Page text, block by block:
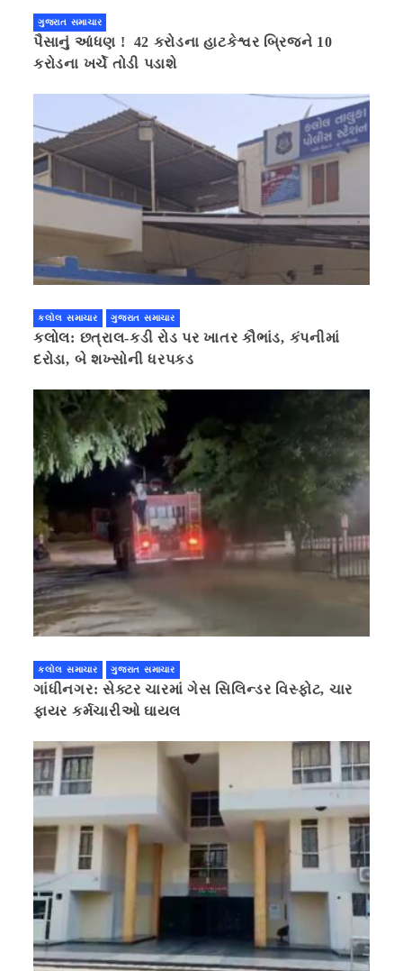
ગુજરાત સમાચાર
પૈસાનું આંધણ ! 42 કરોડના હાટકેશ્વર બ્રિજને 10
કરોડના ખર્ચે તોડી પડાશે
કલોલ સમાચાર ગુજરાત સમાચાર
કલોલ: છત્રાલ-કડી રોડ પર ખાતર કૌભાંડ, કંપનીમાં
દરોડા, બે શખ્સોની ધરપકડ
કલોલ સમાચાર ગુજરાત સમાચાર
ગાંધીનગર: સેક્ટર ચારમાં ગેસ સિલિન્ડર વિસ્ફોટ, ચાર
ફાયર કર્મચારીઓ ઘાયલ